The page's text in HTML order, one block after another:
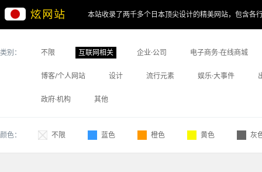
本站收录了两千多个日本顶尖设计的精美网站，包含各
类别： 不限 互联网相关 企业·公司 电子商务·在线商城
博客/个人网站 设计 流行元素 娱乐·大事件
政府·机构 其他
颜色： 不限 蓝色 橙色 黄色 灰